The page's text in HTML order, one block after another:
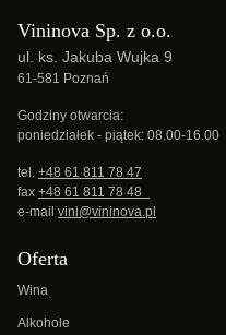
Vininova Sp. z o.o.
ul. ks. Jakuba Wujka 9
61-581 Poznań
Godziny otwarcia:
poniedziałek - piątek: 08.00-16.00
tel. +48 61 811 78 47
fax +48 61 811 78 48
e-mail vini@vininova.pl
Oferta
Wina
Alkohole